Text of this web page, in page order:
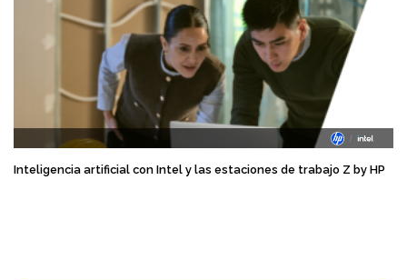
Inteligencia artificial con Intel y las estaciones de trabajo Z by HP